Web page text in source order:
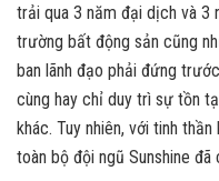
trải qua 3 năm đại dịch và 3
trường bất động sản cũng
ban lãnh đạo phải đứng
cùng hay chỉ duy trì sự tồn
khác. Tuy nhiên, với tinh
toàn bộ đội ngũ Sunshine